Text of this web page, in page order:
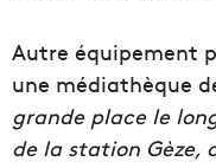
Autre équipement
une médiathèque
grande place le
de la station Gèze,